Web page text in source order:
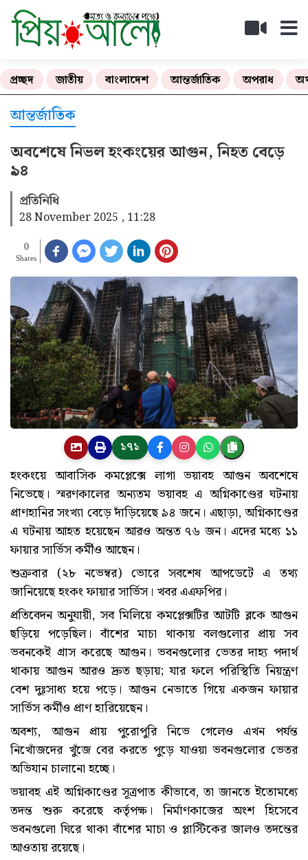
প্রচ্ছদ জাতীয় বাংলাদেশ আন্তর্জাতিক অপরাধ
আন্তর্জাতিক
অবশেষে নিভল হংকংয়ের আগুন, নিহত বেড়ে
৯৪
প্রতিনিধি
28 November 2025 , 11:28
0
Shares
১৭১
হংকংয়ে আবাসিক কমপ্লেক্সে লাগা ভয়াবহ আগুন অবশেষে
নিভেছে। স্মরণকালের অন্যতম ভয়াবহ এ অগ্নিকাণ্ডের ঘটনায়
প্রাণহানির সংখ্যা বেড়ে দাঁড়িয়েছে ৯৪ জনে। এছাড়া, অগ্নিকাণ্ডের
এ ঘটনায় আহত হয়েছেন আরও অন্তত ৭৬ জন। এদের মধ্যে ১১
ফায়ার সার্ভিস কর্মীও আছেন।
শুক্রবার (২৮ নভেম্বর) ভোরে সবশেষ আপডেটে এ তথ্য
জানিয়েছে হংকং ফায়ার সার্ভিস। খবর এএফপির।
প্রতিবেদন অনুযায়ী, সব মিলিয়ে কমপ্লেক্সটির আটটি ব্লকে আগুন
ছড়িয়ে পড়েছিল। বাঁশের মাচা থাকায় বলগুলোর প্রায় সব
ভবনকেই গ্রাস করেছে আগুন। ভবনগুলোর ভেতর দাহ্য পদার্থ
থাকায় আগুন আরও দ্রুত ছড়ায়; যার ফলে পরিস্থিতি নিয়ন্ত্রণ
বেশ দুঃসাধ্য হয়ে পড়ে। আগুন নেভাতে গিয়ে একজন ফায়ার
সার্ভিস কর্মীও প্রাণ হারিয়েছেন।
অবশ্য, আগুন প্রায় পুরোপুরি নিভে গেলেও এখন পর্যন্ত
নিখোঁজদের খুঁজে বের করতে পুড়ে যাওয়া ভবনগুলোর ভেতর
অভিযান চালানো হচ্ছে।
ভয়াবহ এই অগ্নিকাণ্ডের সূত্রপাত কীভাবে, তা জানতে ইতোমধ্যে
তদন্ত শুরু করেছে কর্তৃপক্ষ। নির্মাণকাজের অংশ হিসেবে
ভবনগুলো ঘিরে থাকা বাঁশের মাচা ও প্লাস্টিকের জালও তদন্তের
আওতায় রয়েছে।